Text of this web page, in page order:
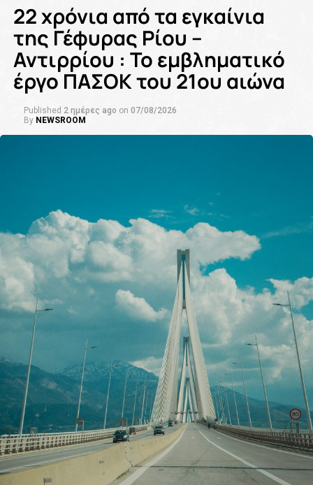
22 χρόνια από τα εγκαίνια
της Γέφυρας Ρίου –
Αντιρρίου : Το εμβληματικό
έργο ΠΑΣΟΚ του 21ου αιώνα
Published 2 ημέρες ago on 07/08/2026
By NEWSROOM